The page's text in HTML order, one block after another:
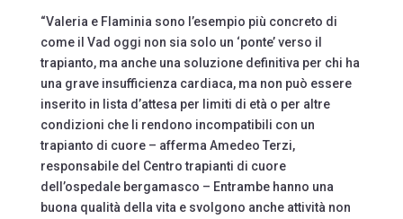
“Valeria e Flaminia sono l’esempio più concreto di
come il Vad oggi non sia solo un ‘ponte’ verso il
trapianto, ma anche una soluzione definitiva per chi ha
una grave insufficienza cardiaca, ma non può essere
inserito in lista d’attesa per limiti di età o per altre
condizioni che li rendono incompatibili con un
trapianto di cuore – afferma Amedeo Terzi,
responsabile del Centro trapianti di cuore
dell’ospedale bergamasco – Entrambe hanno una
buona qualità della vita e svolgono anche attività non